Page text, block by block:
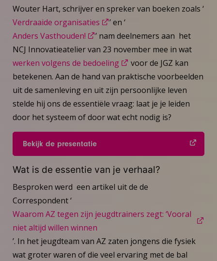
Wouter Hart, schrijver en spreker van boeken zoals ‘
Verdraaide organisaties
’ en ‘
Anders Vasthouden!
’ nam deelnemers aan het
NCJ Innovatieatelier van 23 november mee in wat
werken volgens de bedoeling
voor de JGZ kan
betekenen. Aan de hand van praktische voorbeelden
uit de samenleving en uit zijn persoonlijke leven
stelde hij ons de essentiële vraag: laat je je leiden
door het systeem of door wat echt nodig is?
Bekijk de presentatie
Wat is de essentie van je verhaal?
Besproken werd een artikel uit de de
Correspondent ‘
Waarom AZ tegen zijn jeugdtrainers zegt: ‘Vooral
niet altijd willen winnen
’. In het jeugdteam van AZ zaten jongens die fysiek
wat groter waren of die veel ervaring met de bal